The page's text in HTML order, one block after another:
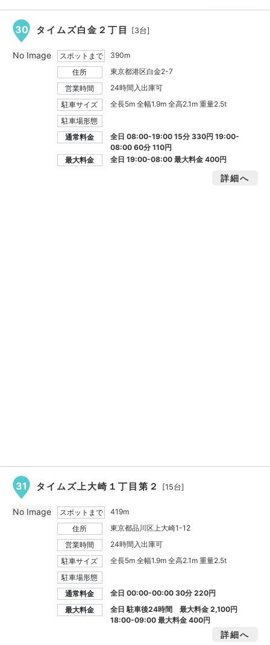
30 タイムズ白金２丁目 [3台]
スポットまで
390m
住所
東京都港区白金2-7
営業時間
24時間入出庫可
駐車サイズ
全長5m 全幅1.9m 全高2.1m 重量2.5t
駐車場形態
通常料金
全日 08:00-19:00 15分 330円 19:00-
08:00 60分 110円
最大料金
全日 19:00-08:00 最大料金400円
詳細へ
No Image
31 タイムズ上大崎１丁目第２ [15台]
スポットまで
419m
住所
東京都品川区上大崎1-12
営業時間
24時間入出庫可
駐車サイズ
全長5m 全幅1.9m 全高2.1m 重量2.5t
駐車場形態
通常料金
全日 00:00-00:00 30分 220円
最大料金
全日 駐車後24時間 最大料金2,100円
18:00-09:00 最大料金400円
詳細へ
No Image